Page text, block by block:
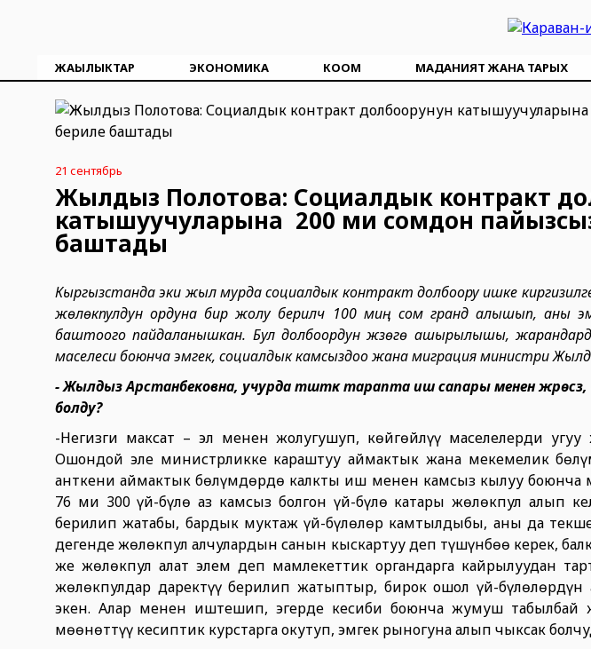
ЖАҢЫЛЫКТАР ЭКОНОМИКА КООМ МАДАНИЯТ ЖАНА ТАРЫХ
21 сентябрь
Жылдыз Полотова: Социалдык контракт
катышуучуларына 200 миң сомдон
баштады
Кыргызстанда эки жыл мурда социалдык контракт долбоору ишке
жөлөкпулдун ордуна бир жолу берилүүчү 100 миң сом гранд алышып,
баштоого пайдаланышкан. Бул долбоордун жүзөгө ашырылышы,
маселеси боюнча эмгек, социалдык камсыздоо жана миграция министри
- Жылдыз Арстанбековна, учурда түштүк тарапта иш сапары менен
болду?
-Негизги максат – эл менен жолугушуп, көйгөйлүү маселелерди
Ошондой эле министрликке караштуу аймактык жана мекемелик
анткени аймактык бөлүмдөрдө калкты иш менен камсыз кылуу боюнча
76 миң 300 үй-бүлө аз камсыз болгон үй-бүлө катары жөлөкпул алып
берилип жатабы, бардык муктаж үй-бүлөлөр камтылдыбы, аны да
дегенде жөлөкпул алчулардын санын кыскартуу деп түшүнбөө керек,
же жөлөкпул алат элем деп мамлекеттик органдарга кайрылуудан
жөлөкпулдар даректүү берилип жатыптыр, бирок ошол үй-
экен. Алар менен иштешип, эгерде кесиби боюнча жумуш табылбай
мөөнөттүү кесиптик курстарга окутуп, эмгек рыногуна алып чыксак